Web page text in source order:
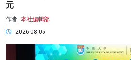
元
作者: 本社編輯部
2026-08-05